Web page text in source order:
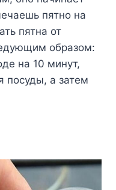
пятно на
пятна от
образом:
на 10 минут,
посуды, а затем